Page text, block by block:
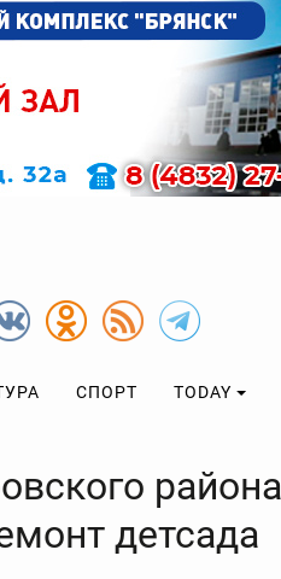
СПОРТ TODAY
района
детсада